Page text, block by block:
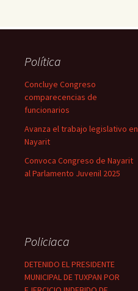
Política
Concluye Congreso
comparecencias de
funcionarios
Avanza el trabajo legislativo en
Nayarit
Convoca Congreso de Nayarit
al Parlamento Juvenil 2025
Policiaca
DETENIDO EL PRESIDENTE
MUNICIPAL DE TUXPAN POR